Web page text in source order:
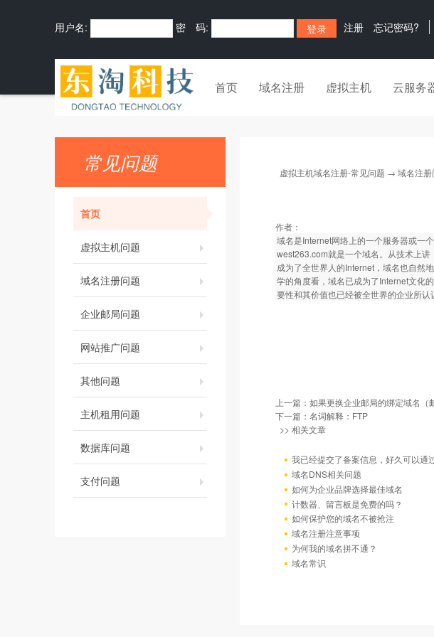
用户名: 密 码: 注册 忘记密码?
首页 域名注册 虚拟主机 云服务
常见问题
首页
虚拟主机问题
域名注册问题
企业邮局问题
网站推广问题
其他问题
主机租用问题
数据库问题
支付问题
虚拟主机域名注册-常见问题 → 域名注册
作者：
域名是Internet网络上的一个服务器或一
west263.com就是一个域名。从技术上
成为了全世界人的Internet，域名也自然
学的角度看，域名已成为了Internet文化
要性和其价值也已经被全世界的企业所认
上一篇： 如果更换企业邮局的绑定域名（
下一篇： 名词解释：FTP
>> 相关文章
我已经提交了备案信息，好久可以通
域名DNS相关问题
如何为企业品牌选择最佳域名
计数器、留言板是免费的吗？
如何保护您的域名不被抢注
域名注册注意事项
为何我的域名拼不通？
域名常识